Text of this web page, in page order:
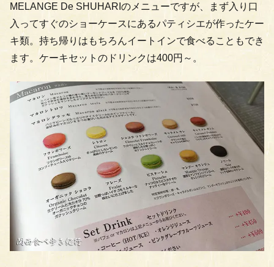
MELANGE De SHUHARIのメニューですが、まず入り口
入ってすぐのショーケースにあるパティシエが作ったケー
キ類。持ち帰りはもちろんイートインで食べることもでき
ます。ケーキセットのドリンクは400円～。